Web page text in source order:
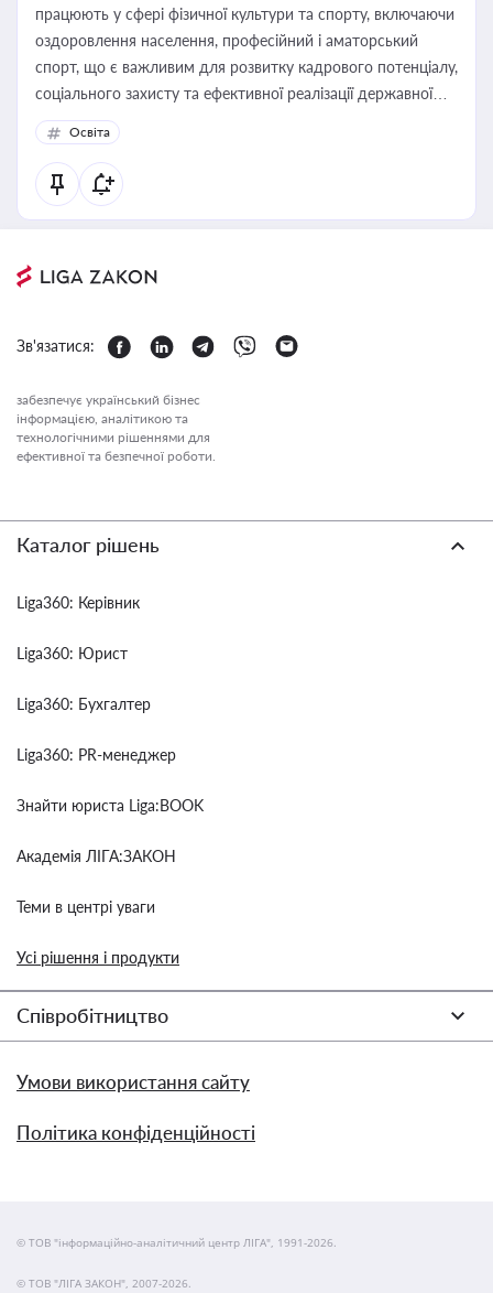
працюють у сфері фізичної культури та спорту, включаючи
оздоровлення населення, професійний і аматорський
спорт, що є важливим для розвитку кадрового потенціалу,
соціального захисту та ефективної реалізації державної
політики у цій галузі
Освіта
Зв'язатися:
забезпечує український бізнес
інформацією, аналітикою та
технологічними рішеннями для
ефективної та безпечної роботи.
Каталог рішень
Liga360: Керівник
Liga360: Юрист
Liga360: Бухгалтер
Liga360: PR-менеджер
Знайти юриста Liga:BOOK
Академія ЛІГА:ЗАКОН
Теми в центрі уваги
Усі рішення і продукти
Співробітництво
Умови використання сайту
Політика конфіденційності
© ТОВ "інформаційно-аналітичний центр ЛІГА", 1991-2026.
© ТОВ "ЛІГА ЗАКОН", 2007-2026.